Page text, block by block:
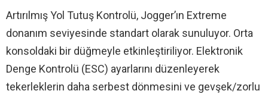
Artırılmış Yol Tutuş Kontrolü, Jogger’ın Extreme
donanım seviyesinde standart olarak sunuluyor. Orta
konsoldaki bir düğmeyle etkinleştiriliyor. Elektronik
Denge Kontrolü (ESC) ayarlarını düzenleyerek
tekerleklerin daha serbest dönmesini ve gevşek/zorlu